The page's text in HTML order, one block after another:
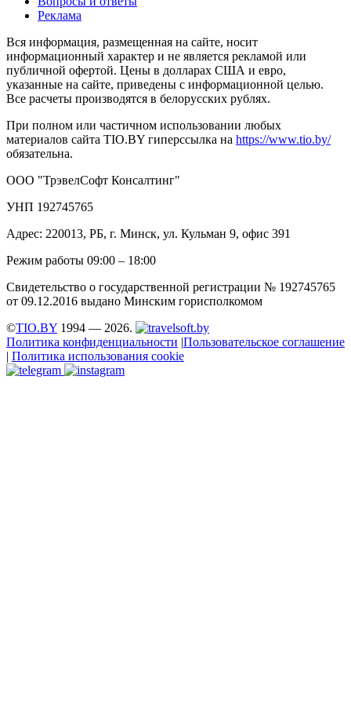
Реклама
Вся информация, размещенная на сайте, носит
информационный характер и не является рекламой или
публичной офертой. Цены в долларах США и евро,
указанные на сайте, приведены с информационной целью.
Все расчеты производятся в белорусских рублях.
При полном или частичном использовании любых
материалов сайта TIO.BY гиперссылка на https://www.tio.by/
обязательна.
ООО "ТрэвелСофт Консалтинг"
УНП 192745765
Адрес: 220013, РБ, г. Минск, ул. Кульман 9, офис 391
Режим работы 09:00 – 18:00
Свидетельство о государственной регистрации № 192745765
от 09.12.2016 выдано Минским горисполкомом
©TIO.BY 1994 — 2026.
Политика конфиденциальности |Пользовательское соглашение
| Политика использования cookie